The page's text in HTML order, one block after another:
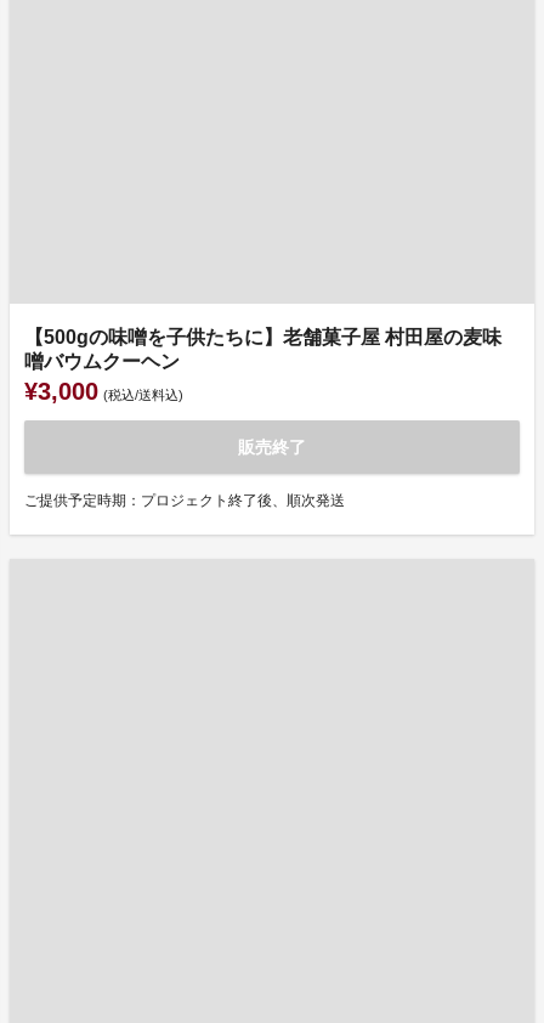
【500gの味噌を子供たちに】老舗菓子屋 村田屋の麦味
噌バウムクーヘン
¥3,000 (税込/送料込)
販売終了
ご提供予定時期：プロジェクト終了後、順次発送